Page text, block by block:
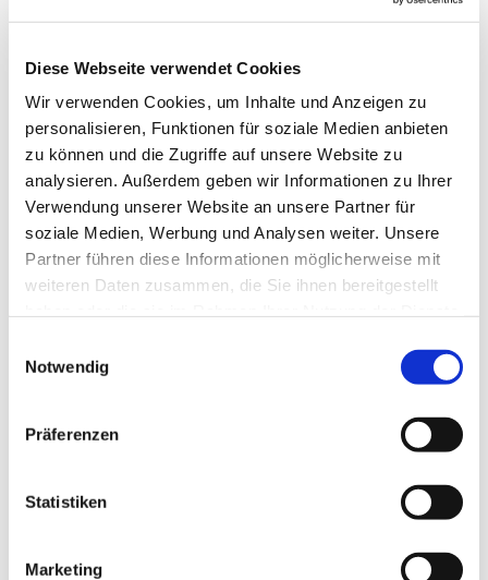
Diese Webseite verwendet Cookies
Wir verwenden Cookies, um Inhalte und Anzeigen zu
personalisieren, Funktionen für soziale Medien anbieten
zu können und die Zugriffe auf unsere Website zu
analysieren. Außerdem geben wir Informationen zu Ihrer
Verwendung unserer Website an unsere Partner für
soziale Medien, Werbung und Analysen weiter. Unsere
Partner führen diese Informationen möglicherweise mit
weiteren Daten zusammen, die Sie ihnen bereitgestellt
Notwendig
Präferenzen
Statistiken
Marketing
Dies könnte Sie auch